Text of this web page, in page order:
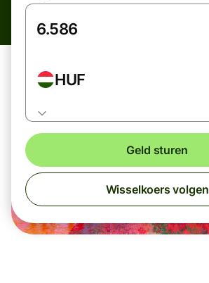
HUF
Geld sturen
Wisselkoers volgen